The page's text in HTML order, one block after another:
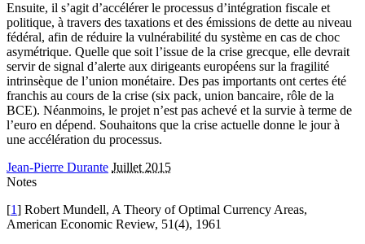
Ensuite, il s’agit d’accélérer le processus d’intégration fiscale et
politique, à travers des taxations et des émissions de dette au niveau
fédéral, afin de réduire la vulnérabilité du système en cas de choc
asymétrique. Quelle que soit l’issue de la crise grecque, elle devrait
servir de signal d’alerte aux dirigeants européens sur la fragilité
intrinsèque de l’union monétaire. Des pas importants ont certes été
franchis au cours de la crise (six pack, union bancaire, rôle de la
BCE). Néanmoins, le projet n’est pas achevé et la survie à terme de
l’euro en dépend. Souhaitons que la crise actuelle donne le jour à
une accélération du processus.
Jean-Pierre Durante Juillet 2015
Notes
[1] Robert Mundell, A Theory of Optimal Currency Areas,
American Economic Review, 51(4), 1961